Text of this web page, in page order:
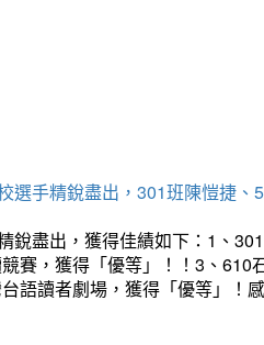
選手精銳盡出，301班陳愷捷
銳盡出，獲得佳績如下：1、
賽，獲得「優等」！！3、
語讀者劇場，獲得「優等」！